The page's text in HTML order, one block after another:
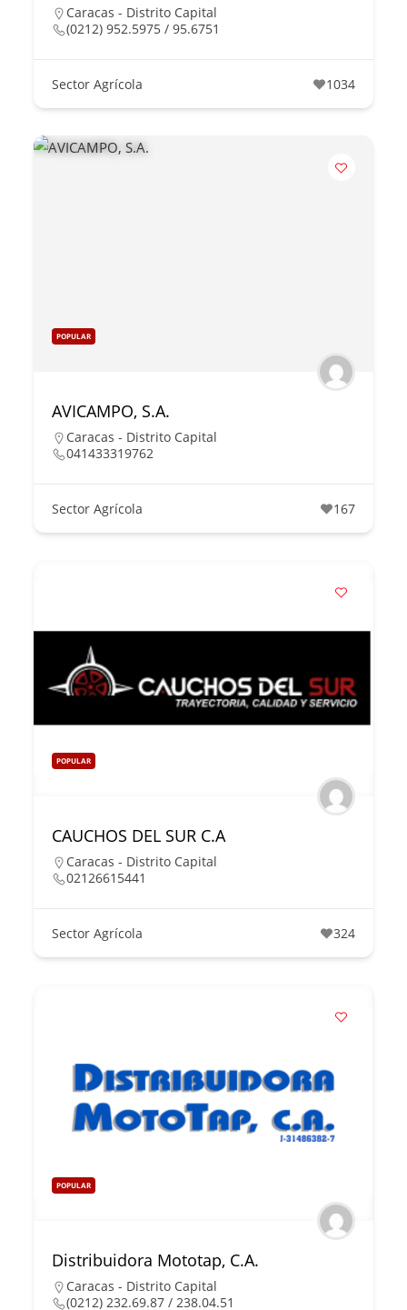
Caracas - Distrito Capital
(0212) 952.5975 / 95.6751
Sector Agrícola 1034
POPULAR
AVICAMPO, S.A.
Caracas - Distrito Capital
041433319762
Sector Agrícola 167
POPULAR
CAUCHOS DEL SUR C.A
Caracas - Distrito Capital
02126615441
Sector Agrícola 324
POPULAR
Distribuidora Mototap, C.A.
Caracas - Distrito Capital
(0212) 232.69.87 / 238.04.51